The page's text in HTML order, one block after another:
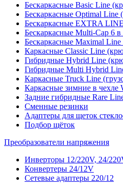
Бескаркасные Basic Line
Бескаркасные Optimal Line
Бескаркасные EXTRA
Бескаркасные Multi-Cap 6
Бескаркасные Maximal
Каркасные Classic Line
Гибридные Hybrid Line
Гибридные Multi Hybrid
Каркасные Truck Line
Каркасные зимние в чехле
Задние гибридные Rare
Сменные резинки
Адаптеры для щеток
Подбор щёток
Преобразователи напряжения
Инверторы 12/220V, 24/
Конвертеры 24/12V
Сетевые адаптеры 220/12